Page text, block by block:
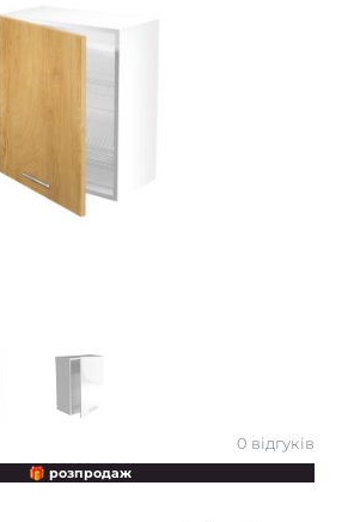
0 відгуків
🎁 розпродаж